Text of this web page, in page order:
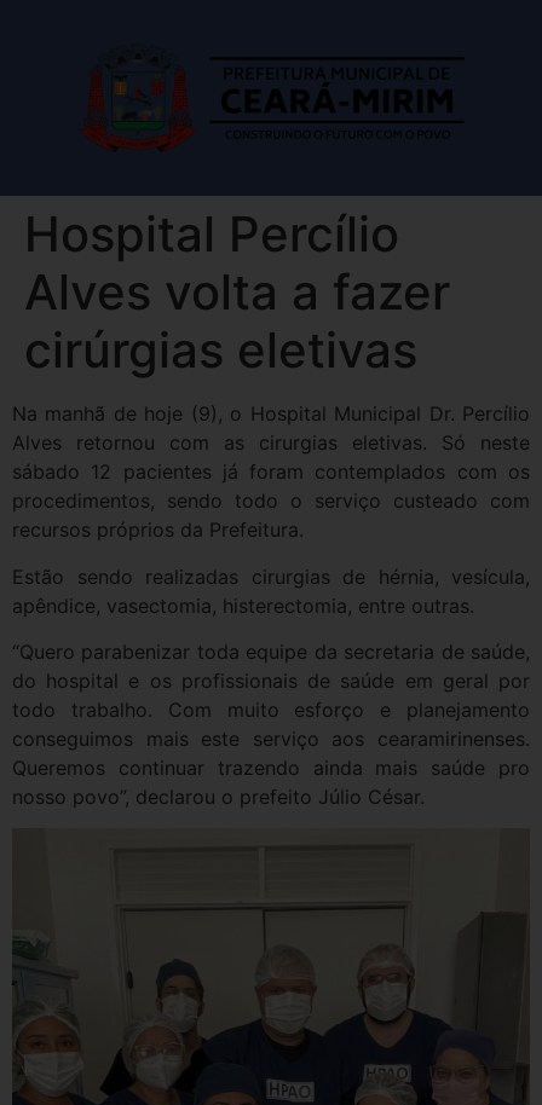
Hospital Percílio
Alves volta a fazer
cirúrgias eletivas
Na manhã de hoje (9), o Hospital Municipal Dr. Percílio
Alves retornou com as cirurgias eletivas. Só neste
sábado 12 pacientes já foram contemplados com os
procedimentos, sendo todo o serviço custeado com
recursos próprios da Prefeitura.
Estão sendo realizadas cirurgias de hérnia, vesícula,
apêndice, vasectomia, histerectomia, entre outras.
“Quero parabenizar toda equipe da secretaria de saúde,
do hospital e os profissionais de saúde em geral por
todo trabalho. Com muito esforço e planejamento
conseguimos mais este serviço aos cearamirinenses.
Queremos continuar trazendo ainda mais saúde pro
nosso povo”, declarou o prefeito Júlio César.